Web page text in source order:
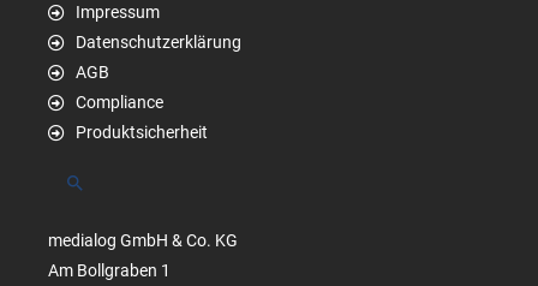
Impressum
Datenschutzerklärung
AGB
Compliance
Produktsicherheit
Suchen
medialog GmbH & Co. KG
Am Bollgraben 1